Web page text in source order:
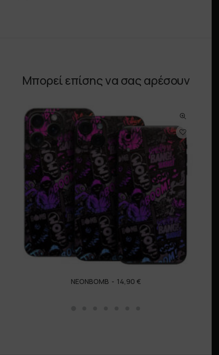
Μπορεί επίσης να σας αρέσουν
NEONBOMB 14,90 €